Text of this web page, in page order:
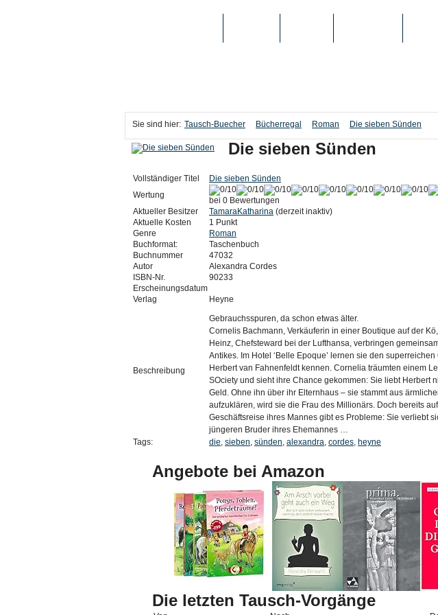
Sie sind hier: Tausch-Buecher Bücherregal Roman Die sieben Sünden
Die sieben Sünden
Vollständiger Titel
Die sieben Sünden
Wertung
bei 0 Bewertungen
Aktueller Besitzer
TamaraKatharina (derzeit inaktiv)
Aktuelle Kosten
1 Punkt
Genre
Roman
Buchformat:
Taschenbuch
Buchnummer
47032
Autor
Alexandra Cordes
ISBN-Nr.
90233
Erscheinungsdatum
Verlag
Heyne
Beschreibung
Gebrauchsspuren, da schon etwas älter.
Cornelis Bachmann, Verkäuferin in einer Boutique auf der
Heinz, Chefsteward bei der Lufthansa, verbringen
Antikes. Im Hotel ‘Belle Epoque’ lernen sie den superreichen
Herbert van Fahnenfeldt kennen. Cornelia träumten einem
SOciety und sieht ihre Chance gekommen: Sie liebt Herbert
Geld. Ohne ihn über ihr Elternhaus – sie stammt aus
aufzuklären, wird sie die Frau des Millionärs. Doch bereits
Geschäftsreise ihres Mannes gibt es Probleme: Sie verliebt
jüngeren Bruder ihres Ehemannes …
Tags:
die, sieben, sünden, alexandra, cordes, heyne
Angebote bei Amazon
Die letzten Tausch-Vorgänge